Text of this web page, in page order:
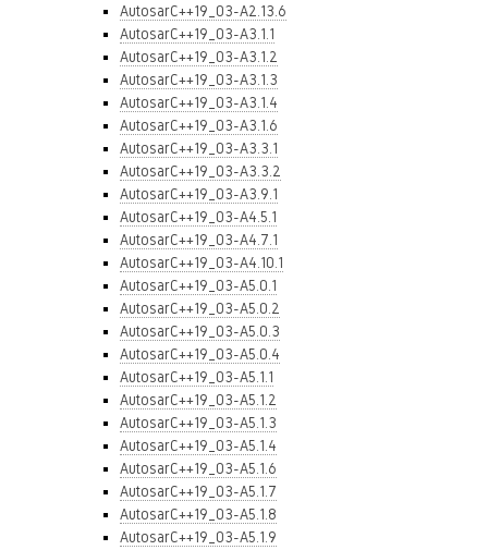
AutosarC++19_03-A2.13.6
AutosarC++19_03-A3.1.1
AutosarC++19_03-A3.1.2
AutosarC++19_03-A3.1.3
AutosarC++19_03-A3.1.4
AutosarC++19_03-A3.1.6
AutosarC++19_03-A3.3.1
AutosarC++19_03-A3.3.2
AutosarC++19_03-A3.9.1
AutosarC++19_03-A4.5.1
AutosarC++19_03-A4.7.1
AutosarC++19_03-A4.10.1
AutosarC++19_03-A5.0.1
AutosarC++19_03-A5.0.2
AutosarC++19_03-A5.0.3
AutosarC++19_03-A5.0.4
AutosarC++19_03-A5.1.1
AutosarC++19_03-A5.1.2
AutosarC++19_03-A5.1.3
AutosarC++19_03-A5.1.4
AutosarC++19_03-A5.1.6
AutosarC++19_03-A5.1.7
AutosarC++19_03-A5.1.8
AutosarC++19_03-A5.1.9